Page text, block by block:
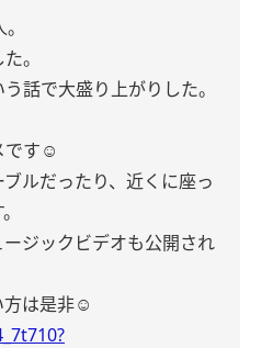
。
話で大盛り上がりした。
です☺︎
ルだったり、近くに座っ
ジックビデオも公開され
方は是非☺︎